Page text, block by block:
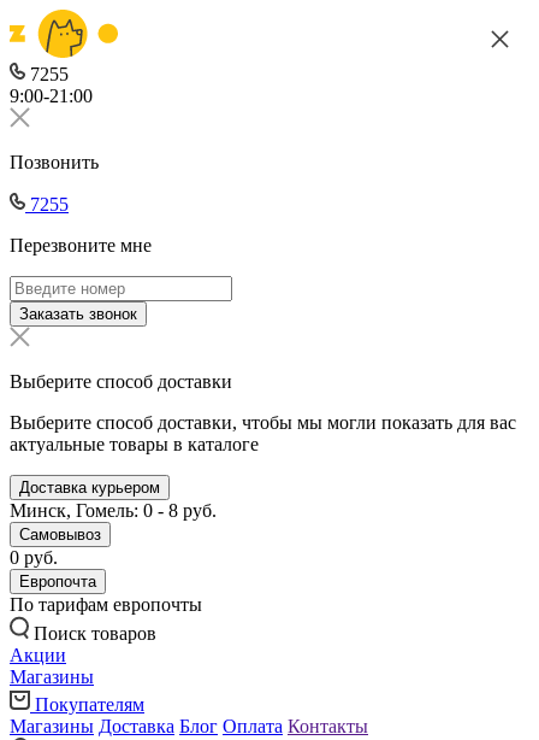
7255
9:00-21:00
Позвонить
7255
Перезвоните мне
Заказать звонок
Выберите способ доставки
Выберите способ доставки, чтобы мы могли показать для вас
актуальные товары в каталоге
Доставка курьером
Минск, Гомель: 0 - 8 руб.
Самовывоз
0 руб.
Европочта
По тарифам европочты
Поиск товаров
Акции
Магазины
Покупателям
Магазины Доставка Блог Оплата Контакты